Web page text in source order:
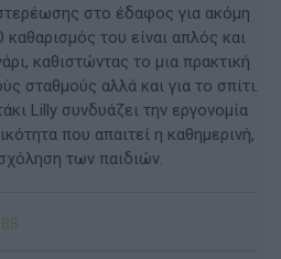
στο έδαφος για ακόμη
του είναι απλός και
καθιστώντας το μια πρακτική
σταθμούς αλλά και για το σπίτι.
Lilly συνδυάζει την εργονομία
που απαιτεί η καθημερινή,
των παιδιών.